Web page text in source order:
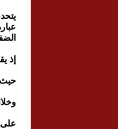
إذ
حيث
على